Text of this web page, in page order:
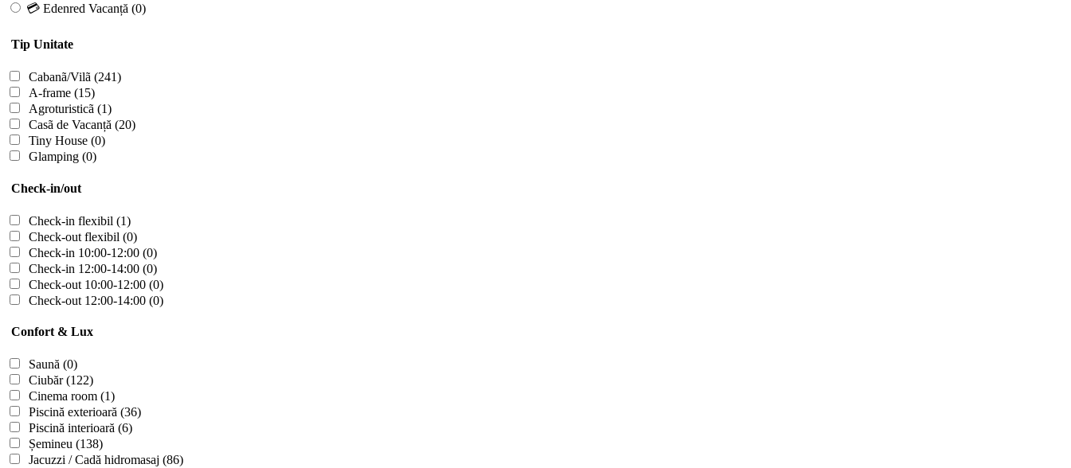
💳 Edenred Vacanță (0)
Tip Unitate
Cabanã/Vilã (241)
A-frame (15)
Agroturisticã (1)
Casã de Vacanță (20)
Tiny House (0)
Glamping (0)
Check-in/out
Check-in flexibil (1)
Check-out flexibil (0)
Check-in 10:00-12:00 (0)
Check-in 12:00-14:00 (0)
Check-out 10:00-12:00 (0)
Check-out 12:00-14:00 (0)
Confort & Lux
Saună (0)
Ciubăr(122)
Cinema room (1)
Piscină exterioară (36)
Piscină interioară (6)
Șemineu (138)
Jacuzzi / Cadă hidromasaj (86)